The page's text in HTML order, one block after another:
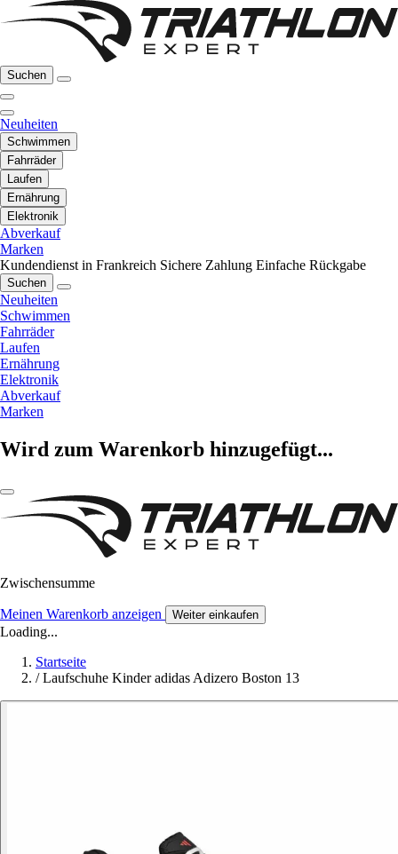
Suchen
Neuheiten
Schwimmen
Fahrräder
Laufen
Ernährung
Elektronik
Abverkauf
Marken
Kundendienst in Frankreich Sichere Zahlung Einfache Rückgabe
Suchen
Neuheiten
Schwimmen
Fahrräder
Laufen
Ernährung
Elektronik
Abverkauf
Marken
Wird zum Warenkorb hinzugefügt...
Zwischensumme
Meinen Warenkorb anzeigen Weiter einkaufen
Loading...
Startseite
/ Laufschuhe Kinder adidas Adizero Boston 13